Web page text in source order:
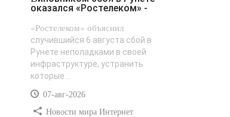
оказался «Ростелеком» -
«Ростелеком» объяснил
случившийся 6 августа сбой в
Рунете неполадками в своей
инфраструктуре, устранить
которые...
07-авг-2026
Новости мира Интернет